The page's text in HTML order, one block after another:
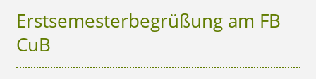
Erstsemesterbegrüßung am FB
CuB